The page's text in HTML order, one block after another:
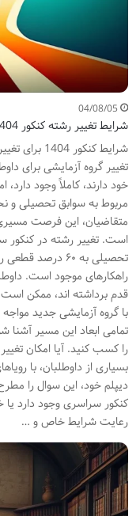
04/08/05
شرایط تغییر رشته کنکور 1404 | صفر تا صد نکات مهم
تغییر گروه آزمایشی برای
خود دارند، کاملاً وجود
مربوط به سوابق تحصیلی و
متقاضیان، این فرصت
است. تغییر رشته در کنکور
تحصیلی به ۶۰
راهکارهای موجود است.
قدم برداشته اند، ممکن
با گروه آزمایشی جدید
بسیاری از داوطلبان، با
دیپلم خود، این سوال را
کنکور سراسری وجود دارد یا
رعایت شرایط خاص و …